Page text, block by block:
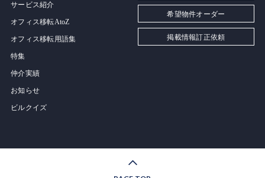
サービス紹介
オフィス移転AtoZ
オフィス移転用語集
特集
仲介実績
お知らせ
ビルクイズ
希望物件オーダー
掲載情報訂正依頼